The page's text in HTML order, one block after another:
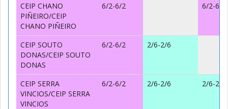
CEIP CHANO
PIÑEIRO/CEIP
CHANO PIÑEIRO
6/2-6/2 6/2-6/2
CEIP SOUTO
DONAS/CEIP SOUTO
DONAS
6/2-6/2 2/6-2/6
CEIP SERRA
VINCIOS/CEIP SERRA
VINCIOS
6/2-6/2 2/6-2/6 2/6-2/6